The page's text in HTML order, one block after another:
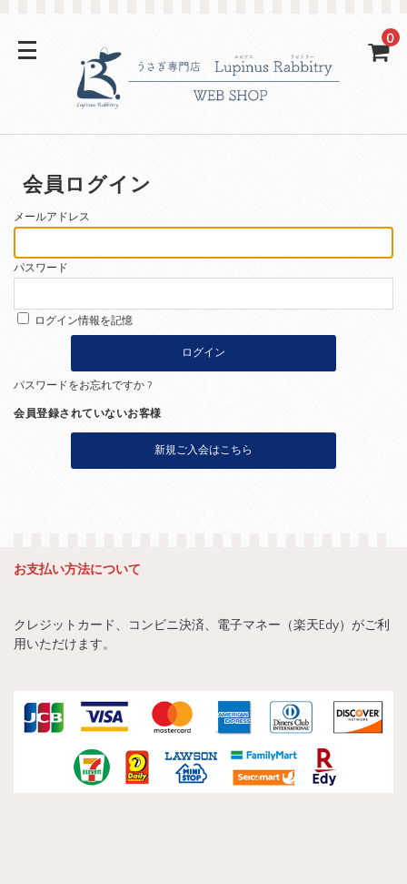
0
会員ログイン
メールアドレス
パスワード
ログイン情報を記憶
パスワードをお忘れですか ?
会員登録されていないお客様
新規ご入会はこちら
お支払い方法について
クレジットカード、コンビニ決済、電子マネー（楽天Edy）がご利
用いただけます。